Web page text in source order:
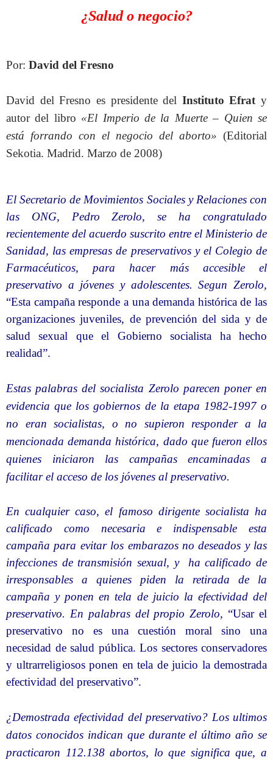
¿Salud o negocio?
Por: David del Fresno
David del Fresno es presidente del Instituto Efrat y
autor del libro «El Imperio de la Muerte – Quien se
está forrando con el negocio del aborto» (Editorial
Sekotia. Madrid. Marzo de 2008)
El Secretario de Movimientos Sociales y Relaciones con
las ONG, Pedro Zerolo, se ha congratulado
recientemente del acuerdo suscrito entre el Ministerio de
Sanidad, las empresas de preservativos y el Colegio de
Farmacéuticos, para hacer más accesible el
preservativo a jóvenes y adolescentes. Segun Zerolo,
“Esta campaña responde a una demanda histórica de las
organizaciones juveniles, de prevención del sida y de
salud sexual que el Gobierno socialista ha hecho
realidad”.
Estas palabras del socialista Zerolo parecen poner en
evidencia que los gobiernos de la etapa 1982-1997 o
no eran socialistas, o no supieron responder a la
mencionada demanda histórica, dado que fueron ellos
quienes iniciaron las campañas encaminadas a
facilitar el acceso de los jóvenes al preservativo.
En cualquier caso, el famoso dirigente socialista ha
calificado como necesaria e indispensable esta
campaña para evitar los embarazos no deseados y las
infecciones de transmisión sexual, y
ha calificado de
irresponsables a quienes piden la retirada de la
campaña y ponen en tela de juicio la efectividad del
preservativo. En palabras del propio Zerolo, “Usar el
preservativo no es una cuestión moral sino una
necesidad de salud pública. Los sectores conservadores
y ultrarreligiosos ponen en tela de juicio la demostrada
efectividad del preservativo”.
¿Demostrada efectividad del preservativo? Los ultimos
datos conocidos indican que durante el último año se
practicaron 112.138 abortos, lo que significa que, a